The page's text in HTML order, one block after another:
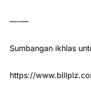
—-—
Sumbangan ikhlas
https://